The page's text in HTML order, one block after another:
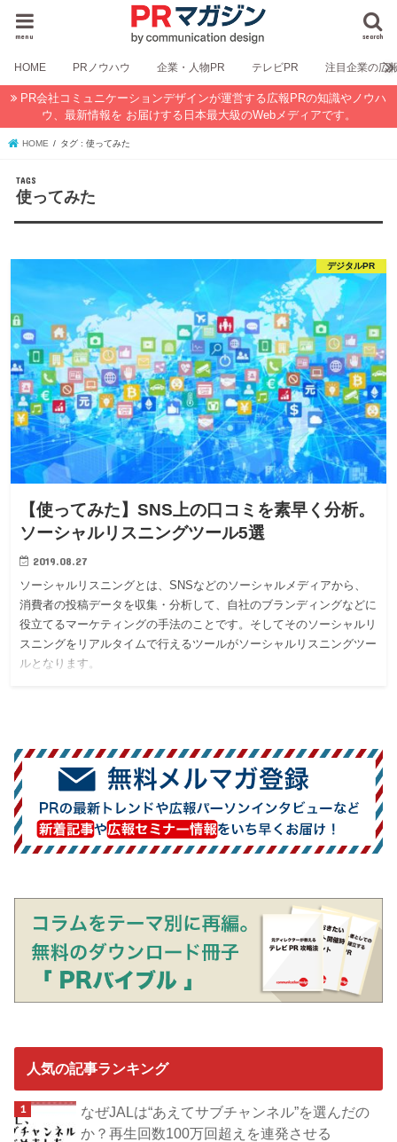
search
menu
HOME PRノウハウ 企業・人物PR テレビPR 注目企業の広
PR会社コミュニケーションデザインが運営する広報PRの知識やノウハ
ウ、最新情報を お届けする日本最大級のWebメディアです。
HOME タグ : 使ってみた
使ってみた
デジタルPR
【使ってみた】SNS上の口コミを素早く分析。
ソーシャルリスニングツール5選
2019.08.27
ソーシャルリスニングとは、SNSなどのソーシャルメディアから、
消費者の投稿データを収集・分析して、自社のブランディングなどに
役立てるマーケティングの手法のことです。そしてそのソーシャルリ
スニングをリアルタイムで行えるツールがソーシャルリスニングツー
ルとなります。
人気の記事ランキング
なぜJALは“あえてサブチャンネル”を選んだの
か？再生回数100万回超えを連発させる